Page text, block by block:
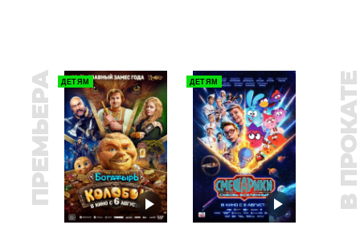
ПРЕМЬЕРА ДЕТЯМ ДЕТЯМ В